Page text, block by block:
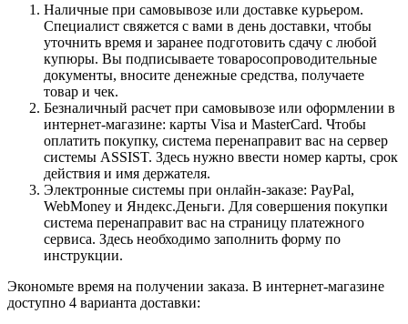
Наличные при самовывозе или доставке курьером.
Специалист свяжется с вами в день доставки, чтобы
уточнить время и заранее подготовить сдачу с любой
купюры. Вы подписываете товаросопроводительные
документы, вносите денежные средства, получаете
товар и чек.
Безналичный расчет при самовывозе или оформлении в
интернет-магазине: карты Visa и MasterCard. Чтобы
оплатить покупку, система перенаправит вас на сервер
системы ASSIST. Здесь нужно ввести номер карты, срок
действия и имя держателя.
Электронные системы при онлайн-заказе: PayPal,
WebMoney и Яндекс.Деньги. Для совершения покупки
система перенаправит вас на страницу платежного
сервиса. Здесь необходимо заполнить форму по
инструкции.
Экономьте время на получении заказа. В интернет-магазине
доступно 4 варианта доставки: